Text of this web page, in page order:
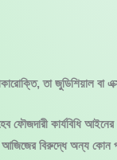
তা জুডিশিয়াল বা
ফৌজদারী কার্যবিধি
বিরুদ্ধে অন্য কোন